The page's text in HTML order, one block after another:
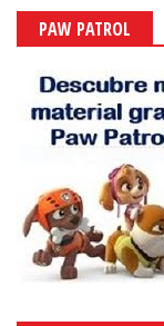
PAW PATROL